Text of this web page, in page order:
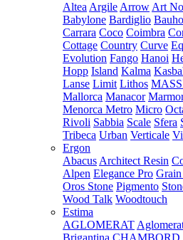
Altea Argile Arrow Art
Babylone Bardiglio
Carrara Coco Coimbra
Cottage Country Curve
Evolution Fango Hanoi
Hopp Island Kalma
Lanse Limit Lithos
Mallorca Manacor
Menorca Metro Micro
Rivoli Sabbia Scale Sfera
Tribeca Urban Verticale
Ergon
Abacus Architect Resin
Alpen Elegance Pro
Oros Stone Pigmento
Wood Talk Woodtouch
Estima
AGLOMERAT